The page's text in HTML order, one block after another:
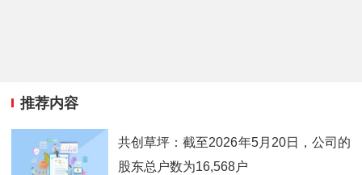
推荐内容
共创草坪：截至2026年5月20日，公司的
股东总户数为16,568户